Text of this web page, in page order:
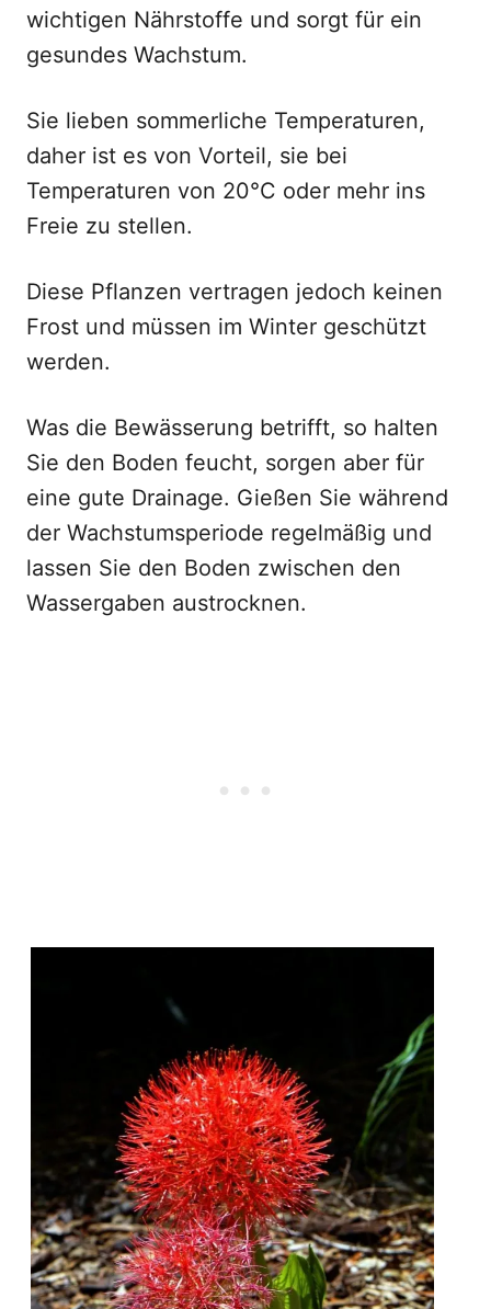
wichtigen Nährstoffe und sorgt für ein
gesundes Wachstum.
Sie lieben sommerliche Temperaturen,
daher ist es von Vorteil, sie bei
Temperaturen von 20°C oder mehr ins
Freie zu stellen.
Diese Pflanzen vertragen jedoch keinen
Frost und müssen im Winter geschützt
werden.
Was die Bewässerung betrifft, so halten
Sie den Boden feucht, sorgen aber für
eine gute Drainage. Gießen Sie während
der Wachstumsperiode regelmäßig und
lassen Sie den Boden zwischen den
Wassergaben austrocknen.